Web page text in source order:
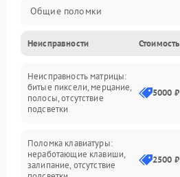
Общие поломки
Устройства
Программные ошибки
Электрические и системные сбои
Интерфейсные проблемы
Неисправности Стоимость
Неисправность матрицы:
битые пиксели, мерцание,
полосы, отсутствие
подсветки
5000 ₽
Поломка клавиатуры:
неработающие клавиши,
залипание, отсутствие
2500 ₽